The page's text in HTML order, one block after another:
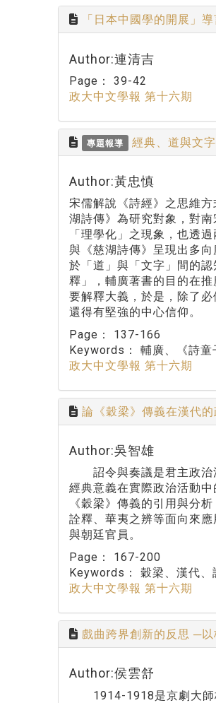
「日本中國學的開展」
Author:連清吉
Page： 39-42
政大中文學報 第十六期
專題報導 經典、道與文
Author:黃忠慎
宋儒解說《詩經》之思維
湖詩傳》為研究對象，對
「理學化」之現象，也透
與《慈湖詩傳》呈現出多
於「道」與「文字」間的
釋」，輔廣著書的目的在
要解釋大義，於是，除了
還得有堅強的中心信仰。
Page： 137-166
Keywords： 輔廣、《詩童
政大中文學報 第十六期
論《穀梁》傳義在漢代的
Author:吳智雄
詔令與奏議是君主政治
經典意義在實際政治活動
《穀梁》傳義的引用與分
詮釋、華夷之辨等面向來
與朝廷官員。
Page： 167-200
Keywords： 穀梁、漢代、
政大中文學報 第十六期
戲曲跨界創新的反思 ─
Author:侯雲舒
1914-1918是京劇大師梅